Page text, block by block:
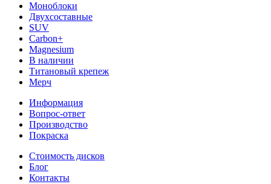
Моноблоки
Двухсоставные
SUV
Carbon+
Magnesium
В наличии
Титановый крепеж
Мерч
Информация
Вопрос-ответ
Производство
Покраска
Стоимость дисков
Блог
Контакты